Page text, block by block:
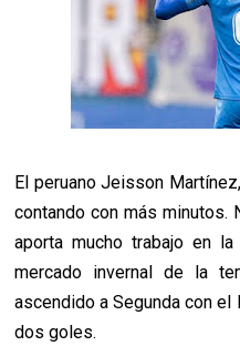
El peruano Jeisson
contando con más minutos.
aporta mucho trabajo en
mercado invernal de la
ascendido a Segunda con el
dos goles.